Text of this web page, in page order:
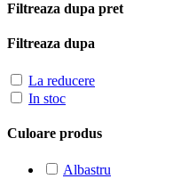
Filtreaza dupa pret
Filtreaza dupa
La reducere
In stoc
Culoare produs
Albastru